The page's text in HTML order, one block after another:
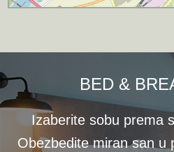
BED &
Izaberite sobu prema
Obezbedite miran san u